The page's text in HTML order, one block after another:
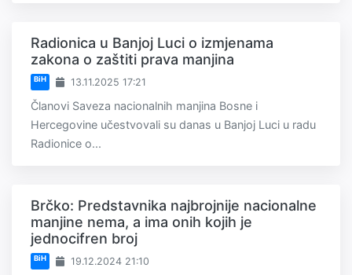
Radionica u Banjoj Luci o izmjenama
zakona o zaštiti prava manjina
BiH 13.11.2025 17:21
Članovi Saveza nacionalnih manjina Bosne i
Hercegovine učestvovali su danas u Banjoj Luci u radu
Radionice o...
Brčko: Predstavnika najbrojnije nacionalne
manjine nema, a ima onih kojih je
jednocifren broj
BiH 19.12.2024 21:10